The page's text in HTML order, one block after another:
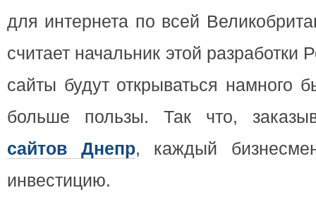
для интернета по всей
считает начальник этой разработки
сайты будут открываться намного
больше пользы. Так что,
сайтов Днепр, каждый
инвестицию.